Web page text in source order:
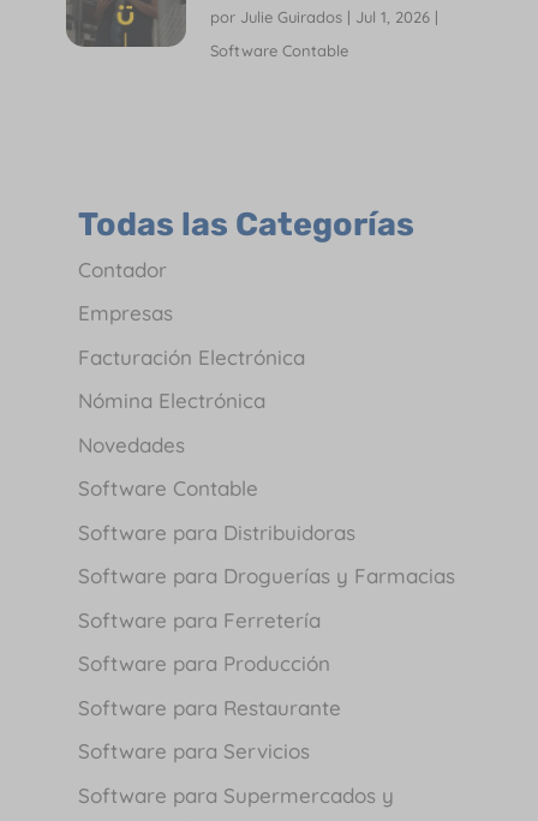
por Julie Guirados| Jul 1, 2026|
Software Contable
Todas las Categorías
Contador
Empresas
Facturación Electrónica
Nómina Electrónica
Novedades
Software Contable
Software para Distribuidoras
Software para Droguerías y Farmacias
Software para Ferretería
Software para Producción
Software para Restaurante
Software para Servicios
Software para Supermercados y